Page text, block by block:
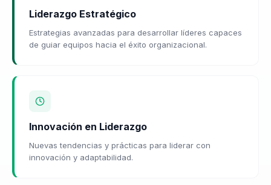
Liderazgo Estratégico
Estrategias avanzadas para desarrollar líderes capaces
de guiar equipos hacia el éxito organizacional.
Innovación en Liderazgo
Nuevas tendencias y prácticas para liderar con
innovación y adaptabilidad.